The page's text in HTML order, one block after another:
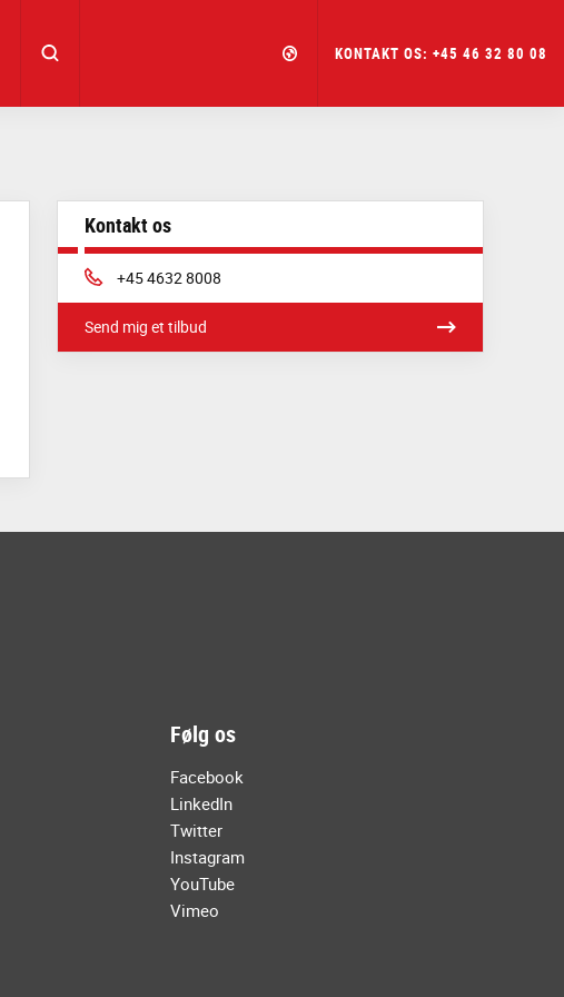
KONTAKT OS: +45 46 32 80 08
Kontakt os
Phone:
+45 4632 8008
Send mig et tilbud
Følg os
Facebook
LinkedIn
Twitter
Instagram
YouTube
Vimeo